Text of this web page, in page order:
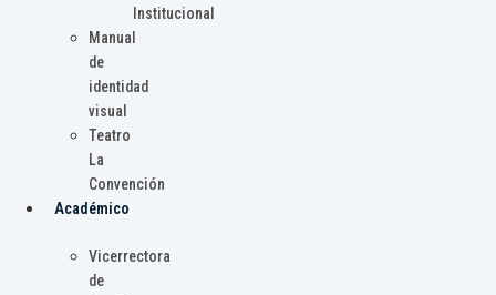
Institucional
Manual
de
identidad
visual
Teatro
La
Convención
Académico
Vicerrectora
de